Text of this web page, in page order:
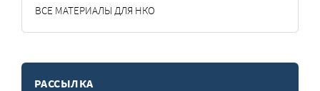
ВСЕ МАТЕРИАЛЫ ДЛЯ НКО
РАССЫЛКА